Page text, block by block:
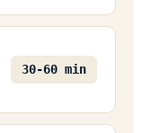
30-60 min